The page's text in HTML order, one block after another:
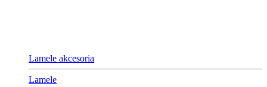
Lamele akcesoria
Lamele